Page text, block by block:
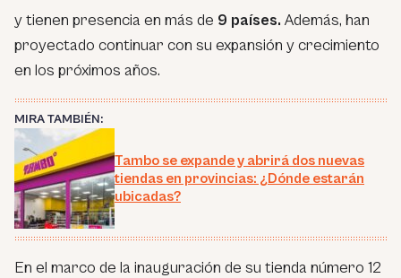
y tienen presencia en más de 9 países. Además, han
proyectado continuar con su expansión y crecimiento
en los próximos años.
MIRA TAMBIÉN:
Tambo se expande y abrirá dos nuevas
tiendas en provincias: ¿Dónde estarán
ubicadas?
En el marco de la inauguración de su tienda número 12